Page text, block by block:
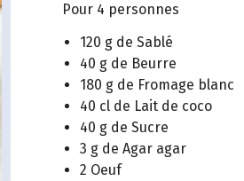
Pour 4 personnes
120 g de Sablé
40 g de Beurre
180 g de Fromage blanc
40 cl de Lait de coco
40 g de Sucre
3 g de Agar agar
2 Oeuf